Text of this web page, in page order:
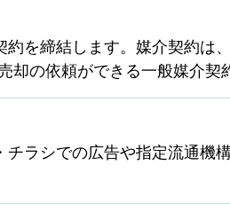
を締結します。媒介契約
の依頼ができる一般媒介契
ラシでの広告や指定流通